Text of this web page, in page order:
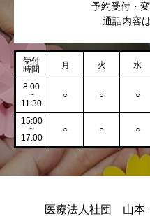
予約受付・
通話内容
受付
時間
月 火 水
8:00
~
11:30
○ ○ ○
15:00
~
17:00
○ ○ ○
医療法人社団 山本